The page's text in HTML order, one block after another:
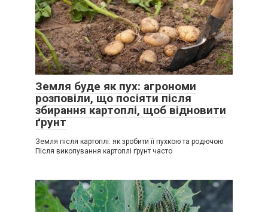
Земля буде як пух: агрономи
розповіли, що посіяти після
збирання картоплі, щоб відновити
ґрунт
Земля після картоплі: як зробити її пухкою та родючою
Після викопування картоплі ґрунт часто